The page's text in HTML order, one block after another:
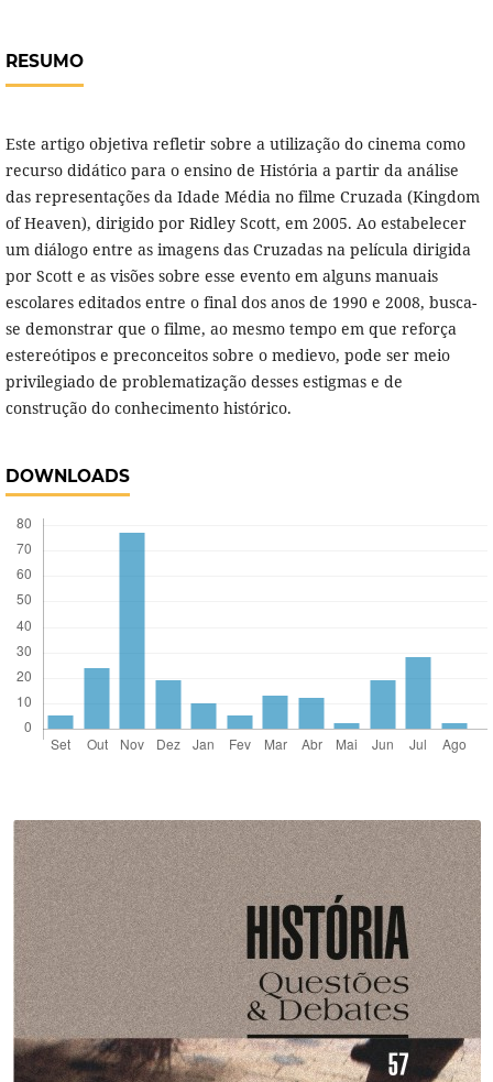
RESUMO
Este artigo objetiva refletir sobre a utilização do cinema como
recurso didático para o ensino de História a partir da análise
das representações da Idade Média no filme Cruzada (Kingdom
of Heaven), dirigido por Ridley Scott, em 2005. Ao estabelecer
um diálogo entre as imagens das Cruzadas na película dirigida
por Scott e as visões sobre esse evento em alguns manuais
escolares editados entre o final dos anos de 1990 e 2008, busca-
se demonstrar que o filme, ao mesmo tempo em que reforça
estereótipos e preconceitos sobre o medievo, pode ser meio
privilegiado de problematização desses estigmas e de
construção do conhecimento histórico.
DOWNLOADS